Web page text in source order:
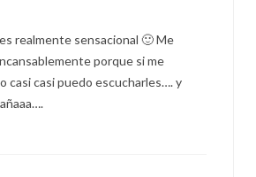
realmente sensacional 🙂 Me
porque si me
casi casi puedo escucharles…. y